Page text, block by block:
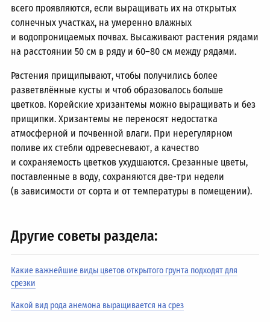
всего проявляются, если выращивать их на открытых
солнечных участках, на умеренно влажных
и водопроницаемых почвах. Высаживают растения рядами
на расстоянии 50 см в ряду и60–80 см между рядами.
Растения прищипывают, чтобы получились более
разветвлённые кусты и чтоб образовалось больше
цветков. Корейские хризантемы можно выращивать и без
прищипки. Хризантемы не переносят недостатка
атмосферной и почвенной влаги. При нерегулярном
поливе их стебли одревесневают, а качество
и сохраняемость цветков ухудшаются. Срезанные цветы,
поставленные в воду, сохраняются две-три недели
(в зависимости от сорта и от температуры в помещении).
Другие советы раздела:
Какие важнейшие виды цветов открытого грунта подходят для
срезки
Какой вид рода анемона выращивается на срез